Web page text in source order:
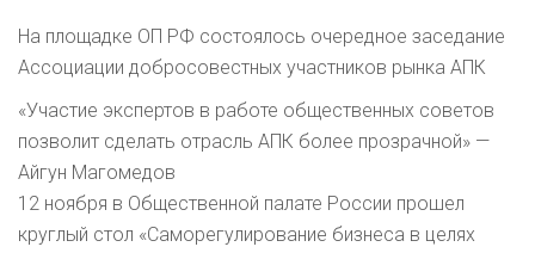
На площадке ОП РФ состоялось очередное заседание
Ассоциации добросовестных участников рынка АПК
«Участие экспертов в работе общественных советов
позволит сделать отрасль АПК более прозрачной» —
Айгун Магомедов
12 ноября в Общественной палате России прошел
круглый стол «Саморегулирование бизнеса в целях